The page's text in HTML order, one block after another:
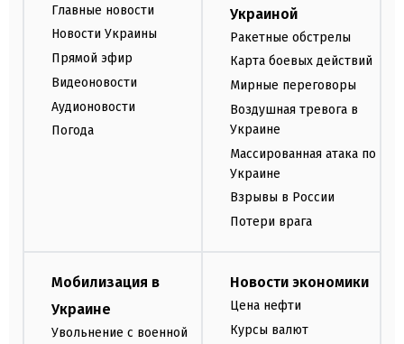
Главные новости
Новости Украины
Прямой эфир
Видеоновости
Аудионовости
Погода
Украиной
Ракетные обстрелы
Карта боевых действий
Мирные переговоры
Воздушная тревога в
Украине
Массированная атака по
Украине
Взрывы в России
Потери врага
Мобилизация в
Украине
Увольнение с военной
Новости экономики
Цена нефти
Курсы валют